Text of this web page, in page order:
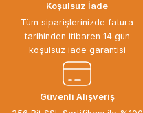
Koşulsuz İade
Tüm siparişlerinizde fatura
tarihinden itibaren 14 gün
koşulsuz iade garantisi
Güvenli Alışveriş